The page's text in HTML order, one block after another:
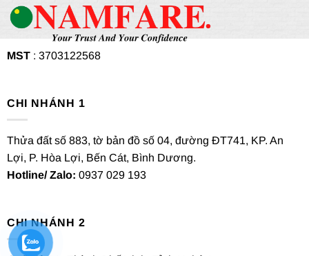
MST: 3703122568
CHI NHÁNH 1
Thửa đất số 883, tờ bản đồ số 04, đường ĐT741, KP. An
Lợi, P. Hòa Lợi, Bến Cát, Bình Dương.
Hotline/ Zalo: 0937 029 193
CHI NHÁNH 2